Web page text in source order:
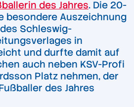
des Jahres. Die 20-
besondere Auszeichnung
Schleswig-
in
und durfte damit auf
auch neben KSV-Profi
Platz nehmen, der
des Jahres